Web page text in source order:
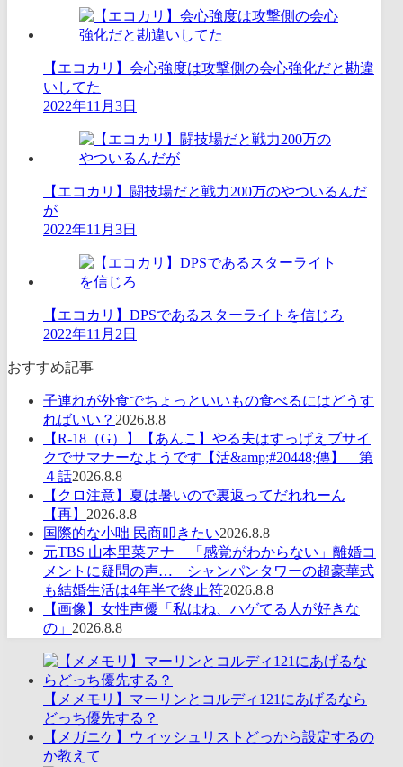
【エコカリ】会心強度は攻撃側の会心強化だと勘違
いしてた
2022年11月3日
【エコカリ】闘技場だと戦力200万のやついるんだ
が
2022年11月3日
【エコカリ】DPSであるスターライトを信じろ
2022年11月2日
おすすめ記事
子連れが外食でちょっといいもの食べるにはどうす
ればいい？ 2026.8.8
【R-18（G）】【あんこ】やる夫はすっげえブサイ
クでサマナーなようです【活&amp;#20448;傳】 第
４話2026.8.8
【クロ注意】夏は暑いので裏返ってだれれーん
【再】 2026.8.8
国際的な小咄 民商叩きたい2026.8.8
元TBS 山本里菜アナ 「感覚がわからない」離婚コ
メントに疑問の声… シャンパンタワーの超豪華式
も結婚生活は4年半で終止符2026.8.8
【画像】女性声優「私はね、ハゲてる人が好きな
の」 2026.8.8
【メメモリ】マーリンとコルディ121にあげるなら
どっち優先する？
【メガニケ】ウィッシュリストどっから設定するの
か教えて